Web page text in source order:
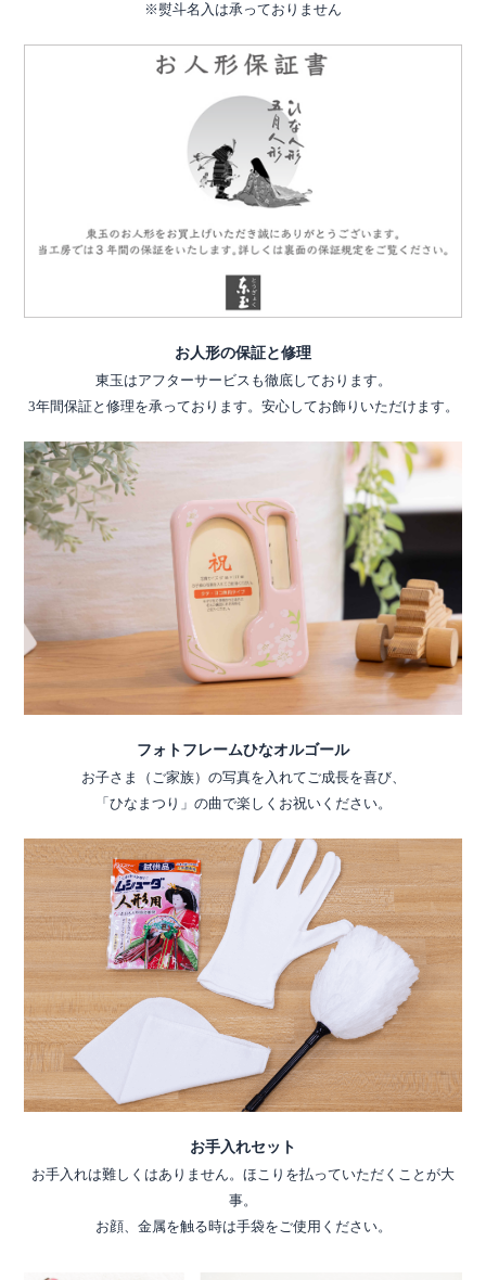
※熨斗名入は承っておりません
お人形の保証と修理
東玉はアフターサービスも徹底しております。
3年間保証と修理を承っております。安心してお飾りいただけます。
フォトフレームひなオルゴール
お子さま（ご家族）の写真を入れてご成長を喜び、
「ひなまつり」の曲で楽しくお祝いください。
お手入れセット
お手入れは難しくはありません。ほこりを払っていただくことが大
事。
お顔、金属を触る時は手袋をご使用ください。